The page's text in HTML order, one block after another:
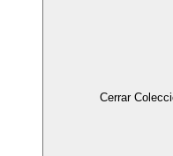
Cerrar